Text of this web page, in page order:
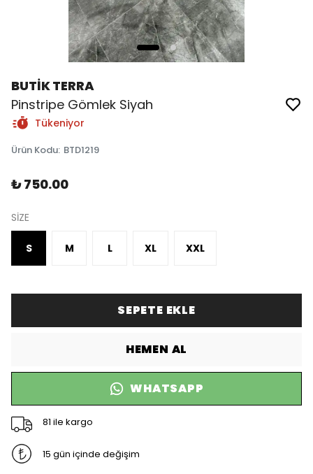
BUTİK TERRA
Pinstripe Gömlek Siyah
Tükeniyor
Ürün Kodu: BTD1219
₺ 750.00
SİZE
S M L XL XXL
SEPETE EKLE
HEMEN AL
WHATSAPP
81 ile kargo
15 gün içinde değişim